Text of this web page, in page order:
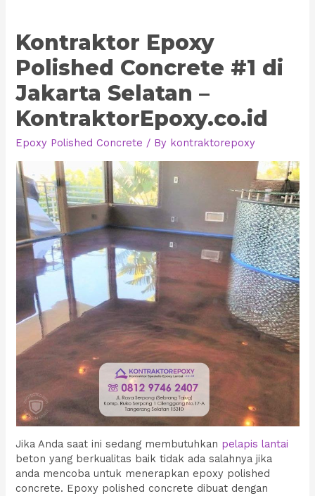
Kontraktor Epoxy
Polished Concrete #1 di
Jakarta Selatan –
KontraktorEpoxy.co.id
Epoxy Polished Concrete / By kontraktorepoxy
Jika Anda saat ini sedang membutuhkan pelapis lantai
beton yang berkualitas baik tidak ada salahnya jika
anda mencoba untuk menerapkan epoxy polished
concrete. Epoxy polished concrete dibuat dengan